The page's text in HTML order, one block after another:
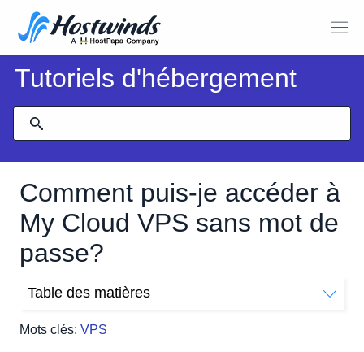
Tutoriels d'hébergement
Comment puis-je accéder à
My Cloud VPS sans mot de
passe?
Mots clés: VPS
Table des matières
À partir d'une combinaison verrouillage à une serrure et